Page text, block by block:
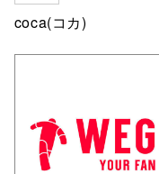
coca(コカ)